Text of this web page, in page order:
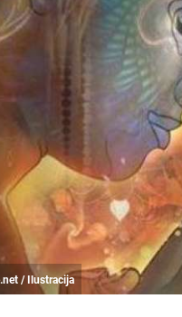
/ Ilustracija